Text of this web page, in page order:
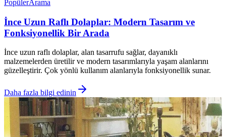
PopülerArama
İnce Uzun Raflı Dolaplar: Modern Tasarım ve
Fonksiyonellik Bir Arada
İnce uzun raflı dolaplar, alan tasarrufu sağlar, dayanıklı
malzemelerden üretilir ve modern tasarımlarıyla yaşam alanlarını
güzelleştirir. Çok yönlü kullanım alanlarıyla fonksiyonellik sunar.
Daha fazla bilgi edinin